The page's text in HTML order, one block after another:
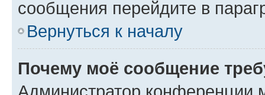
сообщения перейдите в
Вернуться к началу
Почему моё сообщение
Администратор конференции